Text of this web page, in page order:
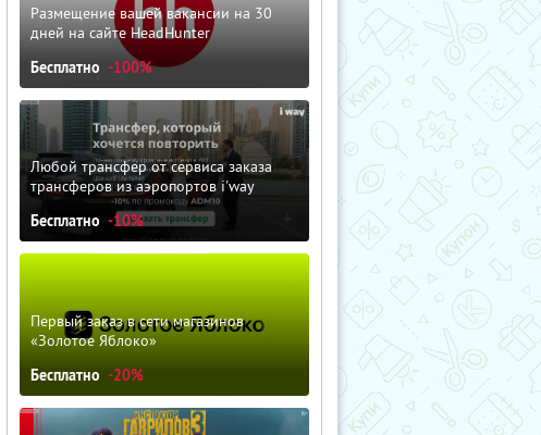
Размещение вашей вакансии на 30
дней на сайте HeadHunter
Бесплатно -100%
Любой трансфер от сервиса заказа
трансферов из аэропортов i'way
Бесплатно -10%
Первый заказ в сети магазинов
«Золотое Яблоко»
Бесплатно -20%